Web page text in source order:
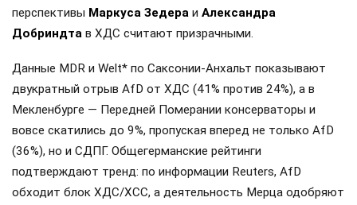
перспективы Маркуса Зедера и Александра
Добриндта в ХДС считают призрачными.
Данные MDR и Welt* по Саксонии-Анхальт показывают
двукратный отрыв AfD от ХДС (41% против 24%), а в
Мекленбурге — Передней Померании консерваторы и
вовсе скатились до 9%, пропуская вперед не только AfD
(36%), но и СДПГ. Общегерманские рейтинги
подтверждают тренд: по информации Reuters, AfD
обходит блок ХДС/ХСС, а деятельность Мерца одобряют